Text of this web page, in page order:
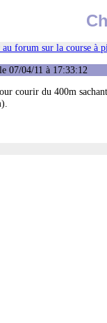
au forum sur la course à
07/04/11 à 17:33:12
courir du 400m